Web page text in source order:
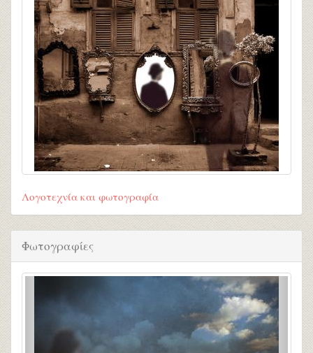
Λογοτεχνία και φωτογραφία
Φωτογραφίες